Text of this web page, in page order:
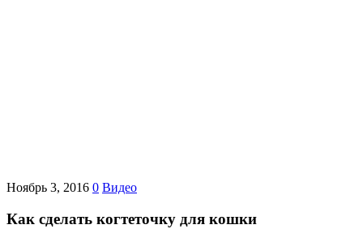
Ноябрь 3, 2016 0 Видео
Как сделать когтеточку для кошки